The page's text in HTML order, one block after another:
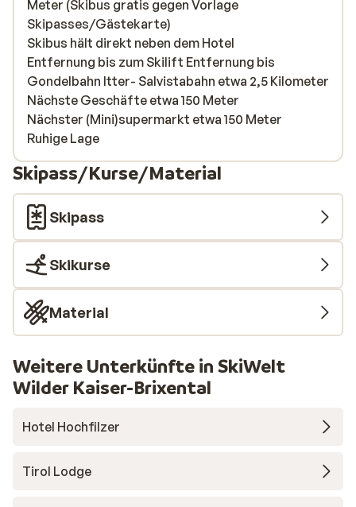
Meter (Skibus gratis gegen Vorlage
Skipasses/Gästekarte)
Skibus hält direkt neben dem Hotel
Entfernung bis zum Skilift Entfernung bis
Gondelbahn Itter- Salvistabahn etwa 2,5 Kilometer
Nächste Geschäfte etwa 150 Meter
Nächster (Mini)supermarkt etwa 150 Meter
Ruhige Lage
Skipass/Kurse/Material
Skipass
Skikurse
Material
Weitere Unterkünfte in SkiWelt
Wilder Kaiser-Brixental
Hotel Hochfilzer
Tirol Lodge